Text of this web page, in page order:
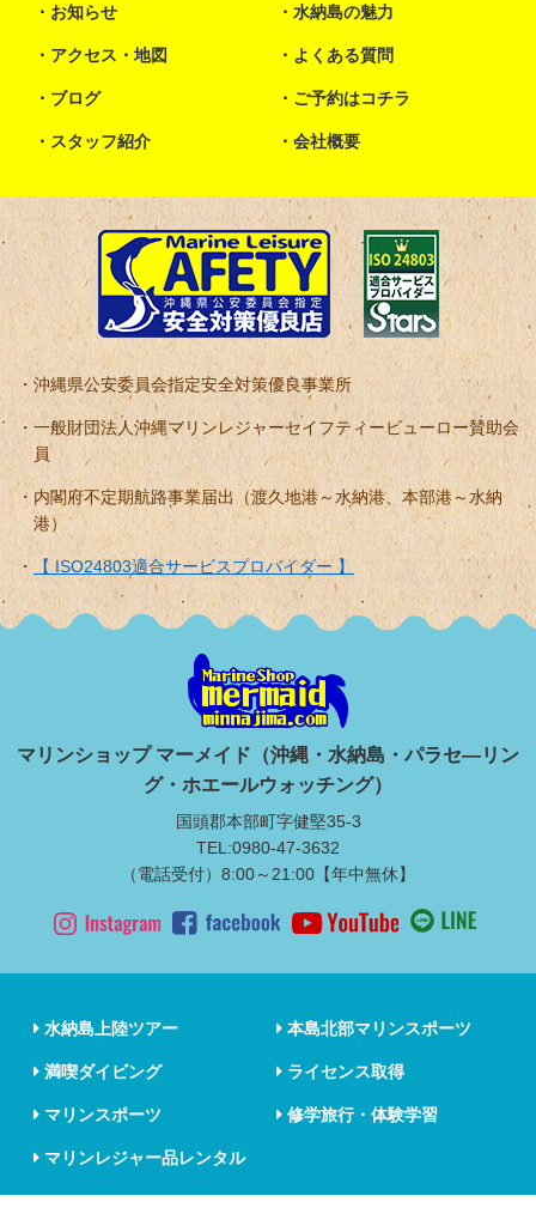
お知らせ 水納島の魅力
アクセス・地図 よくある質問
ブログ ご予約はコチラ
スタッフ紹介 会社概要
沖縄県公安委員会指定安全対策優良事業所
一般財団法人沖縄マリンレジャーセイフティービューロー賛助会
員
内閣府不定期航路事業届出（渡久地港～水納港、本部港～水納
港）
【 ISO24803適合サービスプロバイダー 】
マリンショップ マーメイド（沖縄・水納島・パラセ―リン
グ・ホエールウォッチング）
国頭郡本部町字健堅35-3
TEL:0980-47-3632
（電話受付）8:00～21:00【年中無休】
水納島上陸ツアー 本島北部マリンスポーツ
満喫ダイビング ライセンス取得
マリンスポーツ 修学旅行・体験学習
マリンレジャー品レンタル